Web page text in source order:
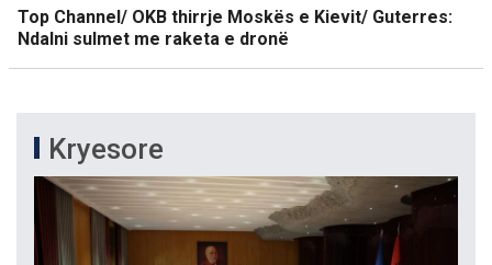
Top Channel/ OKB thirrje Moskës e Kievit/ Guterres:
Ndalni sulmet me raketa e dronë
Kryesore